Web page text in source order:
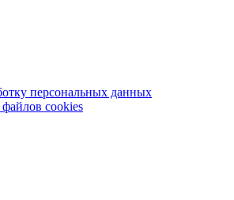
персональных данных
cookies